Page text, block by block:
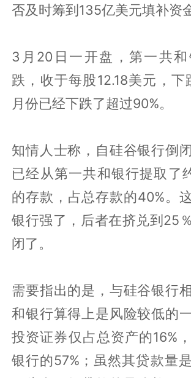
否及时筹到135亿美元填补资
3月20日一开盘，第一共
跌，收于每股12.18美元，下
月份已经下跌了超过90%。
知情人士称，自硅谷银行倒
已经从第一共和银行提取了
的存款，占总存款的40%。
银行强了，后者在挤兑到25
闭了。
需要指出的是，与硅谷银行
和银行算得上是风险较低的
投资证券仅占总资产的16%
银行的57%；虽然其贷款量